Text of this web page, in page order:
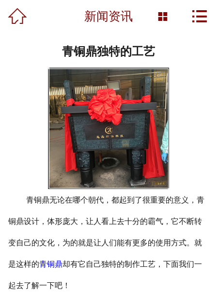
 首页
新闻资讯
工程案例
雕塑知识
资质荣誉
营销网络
联系我们
 新闻资讯  
青铜鼎独特的工艺
青铜鼎无论在哪个朝代，都起到了很重要的意义，青
铜鼎设计，体形庞大，让人看上去十分的霸气，它不断转
变自己的文化，为的就是让人们能有更多的使用方式。就
是这样的青铜鼎却有它自己独特的制作工艺，下面我们一
起去了解一下吧！